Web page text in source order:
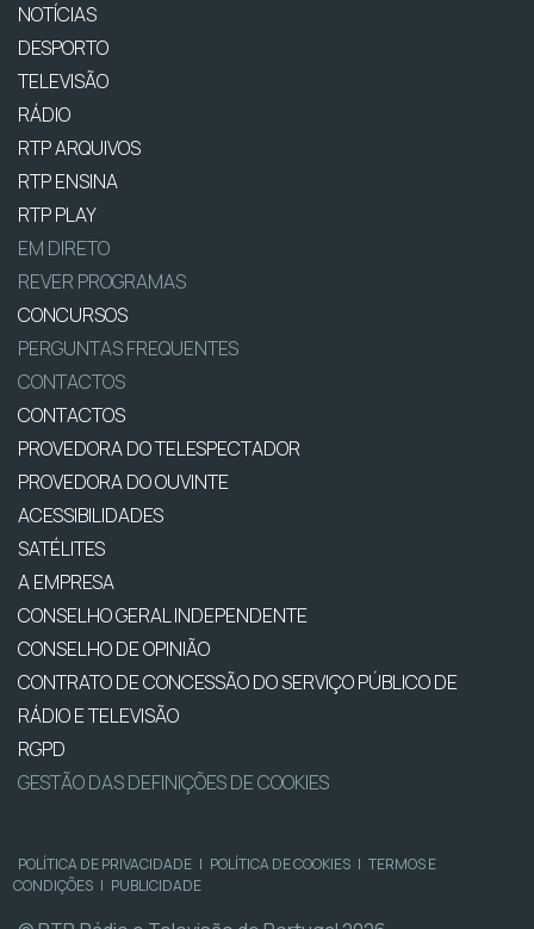
NOTÍCIAS
DESPORTO
TELEVISÃO
RÁDIO
RTP ARQUIVOS
RTP ENSINA
RTP PLAY
EM DIRETO
REVER PROGRAMAS
CONCURSOS
PERGUNTAS FREQUENTES
CONTACTOS
CONTACTOS
PROVEDORA DO TELESPECTADOR
PROVEDORA DO OUVINTE
ACESSIBILIDADES
SATÉLITES
A EMPRESA
CONSELHO GERAL INDEPENDENTE
CONSELHO DE OPINIÃO
CONTRATO DE CONCESSÃO DO SERVIÇO PÚBLICO DE
RÁDIO E TELEVISÃO
RGPD
GESTÃO DAS DEFINIÇÕES DE COOKIES
POLÍTICA DE PRIVACIDADE | POLÍTICA DE COOKIES | TERMOS E
CONDIÇÕES | PUBLICIDADE